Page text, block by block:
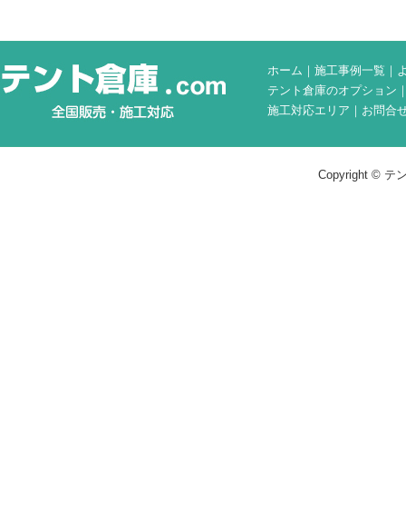
ホーム ｜ 施工事例一覧 ｜
テント倉庫のオプション
施工対応エリア ｜ お問合
Copyright © テ